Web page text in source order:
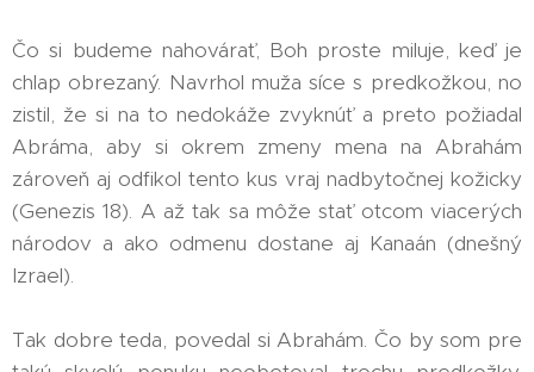
Čo si budeme nahovárať, Boh proste miluje, keď je
chlap obrezaný. Navrhol muža síce s predkožkou, no
zistil, že si na to nedokáže zvyknúť a preto požiadal
Abráma, aby si okrem zmeny mena na Abrahám
zároveň aj odfikol tento kus vraj nadbytočnej kožicky
(Genezis 18). A až tak sa môže stať otcom viacerých
národov a ako odmenu dostane aj Kanaán (dnešný
Izrael).
Tak dobre teda, povedal si Abrahám. Čo by som pre